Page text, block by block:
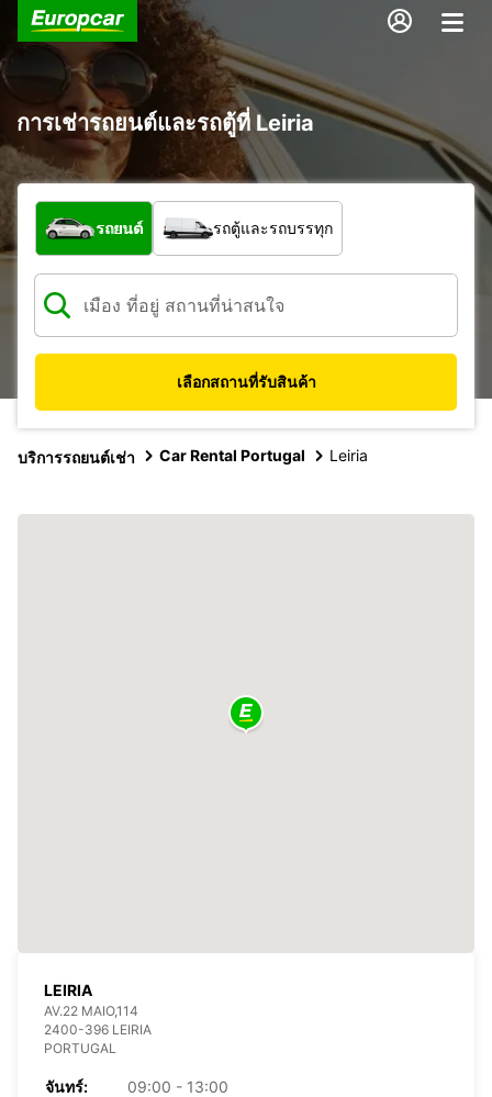
การเช่ารถยนต์และรถตู้ที่ Leiria
รถประเภทใด
รถยนต์ รถตู้และรถบรรทุก
เลือกสถานที่รับสินค้า
บริการรถยนต์เช่า Car Rental Portugal Leiria
LEIRIA
AV.22 MAIO,114
2400-396 LEIRIA
PORTUGAL
จันทร์:
09:00 - 13:00